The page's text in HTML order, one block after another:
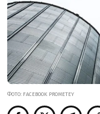
ФОТО: FACEBOOK PROMETEY